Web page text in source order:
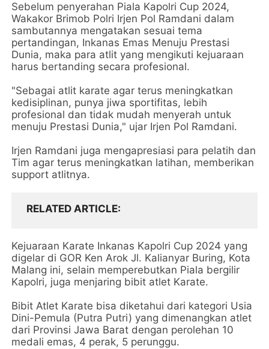
Sebelum penyerahan Piala Kapolri Cup 2024,
Wakakor Brimob Polri Irjen Pol Ramdani dalam
sambutannya mengatakan sesuai tema
pertandingan, Inkanas Emas Menuju Prestasi
Dunia, maka para atlit yang mengikuti kejuaraan
harus bertanding secara profesional.
"Sebagai atlit karate agar terus meningkatkan
kedisiplinan, punya jiwa sportifitas, lebih
profesional dan tidak mudah menyerah untuk
menuju Prestasi Dunia," ujar Irjen Pol Ramdani.
Irjen Ramdani juga mengapresiasi para pelatih dan
Tim agar terus meningkatkan latihan, memberikan
support atlitnya.
RELATED ARTICLE
Kejuaraan Karate Inkanas Kapolri Cup 2024 yang
digelar di GOR Ken Arok Jl. Kalianyar Buring, Kota
Malang ini, selain memperebutkan Piala bergilir
Kapolri, juga menjaring bibit atlet Karate.
Bibit Atlet Karate bisa diketahui dari kategori Usia
Dini-Pemula (Putra Putri) yang dimenangkan atlet
dari Provinsi Jawa Barat dengan perolehan 10
medali emas, 4 perak, 5 perunggu.